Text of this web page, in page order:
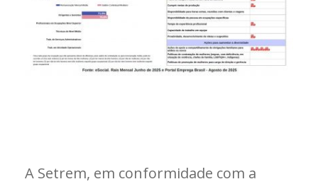
A Setrem, em conformidade com a